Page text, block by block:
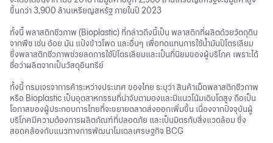
ขึ้นกว่า 3,900 ล้านเหรียญสหรัฐ ภายในปี 2023
ทั้งนี้ พลาสติกชีวภาพ (Bioplastic) ที่กล่าวถึงนี้เป็น พลาสติกที่ผลิตด้วยวัตถุดิบ
จากพืช เช่น อ้อย มัน แป้งข้าวโพด และอื่นๆ เพื่อทดแทนการใช้น้ำมันปิโตรเลียม
ซึ่งพลาสติกชีวภาพช่วยลดการใช้ปิโตรเลียมและเป็นที่นิยมของผู้บริโภค เพราะได้
ชื่อว่าผลิตจากเป็นวัสดุอินทรีย์
ทั้งนี้ กรมเจรจาการค้าระหว่างประเทศ ของไทย ระบุว่า สินค้าเม็ดพลาสติกชีวภาพ
หรือ Bioplastic เป็นอุตสาหกรรมที่น่าจับตามองและมีแนวโน้มเติบโตสูง ถือเป็น
โอกาสของผู้ประกอบการไทยที่จะขยายตลาดส่งออกเพิ่มขึ้น เนื่องจากปัจจุบันผู้
บริโภคมีความต้องการผลิตภัณฑ์ที่ปลอดภัย และเป็นมิตรกับสิ่งแวดล้อม ซึ่ง
สอดคล้องกับแนวทางการพัฒนาโมเดลเศรษฐกิจ BCG